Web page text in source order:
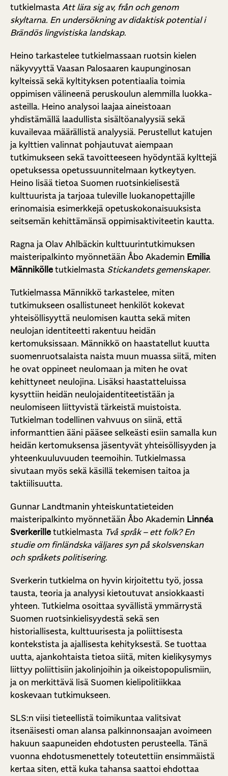
tutkielmasta Att lära sig av, från och genom
skyltarna. En undersökning av didaktisk potential i
Brändös lingvistiska landskap.
Heino tarkastelee tutkielmassaan ruotsin kielen
näkyvyyttä Vaasan Palosaaren kaupunginosan
kylteissä sekä kyltityksen potentiaalia toimia
oppimisen välineenä peruskoulun alemmilla luokka-
asteilla. Heino analysoi laajaa aineistoaan
yhdistämällä laadullista sisältöanalyysiä sekä
kuvailevaa määrällistä analyysiä. Perustellut katujen
ja kylttien valinnat pohjautuvat aiempaan
tutkimukseen sekä tavoitteeseen hyödyntää kylttejä
opetuksessa opetussuunnitelmaan kytkeytyen.
Heino lisää tietoa Suomen ruotsinkielisestä
kulttuurista ja tarjoaa tuleville luokanopettajille
erinomaisia esimerkkejä opetuskokonaisuuksista
seitsemän kehittämänsä oppimisaktiviteetin kautta.
Ragna ja Olav Ahlbäckin kulttuurintutkimuksen
maisteripalkinto myönnetään Åbo Akademin Emilia
Männikölle tutkielmasta Stickandets gemenskaper.
Tutkielmassa Männikkö tarkastelee, miten
tutkimukseen osallistuneet henkilöt kokevat
yhteisöllisyyttä neulomisen kautta sekä miten
neulojan identiteetti rakentuu heidän
kertomuksissaan. Männikkö on haastatellut kuutta
suomenruotsalaista naista muun muassa siitä, miten
he ovat oppineet neulomaan ja miten he ovat
kehittyneet neulojina. Lisäksi haastatteluissa
kysyttiin heidän neulojaidentiteetistään ja
neulomiseen liittyvistä tärkeistä muistoista.
Tutkielman todellinen vahvuus on siinä, että
informanttien ääni pääsee selkeästi esiin samalla kun
heidän kertomuksensa jäsentyvät yhteisöllisyyden ja
yhteenkuuluvuuden teemoihin. Tutkielmassa
sivutaan myös sekä käsillä tekemisen taitoa ja
taktiilisuutta.
Gunnar Landtmanin yhteiskuntatieteiden
maisteripalkinto myönnetään Åbo Akademin Linnéa
Sverkerille tutkielmasta Två språk – ett folk?En
studie om finländska väljares syn på skolsvenskan
och språkets politisering.
Sverkerin tutkielma on hyvin kirjoitettu työ, jossa
tausta, teoria ja analyysi kietoutuvat ansiokkaasti
yhteen. Tutkielma osoittaa syvällistä ymmärrystä
Suomen ruotsinkielisyydestä sekä sen
historiallisesta, kulttuurisesta ja poliittisesta
kontekstista ja ajallisesta kehityksestä. Se tuottaa
uutta, ajankohtaista tietoa siitä, miten kielikysymys
liittyy poliittisiin jakolinjoihin ja oikeistopopulismiin,
ja on merkittävä lisä Suomen kielipolitiikkaa
koskevaan tutkimukseen.
SLS:n viisi tieteellistä toimikuntaa valitsivat
itsenäisesti oman alansa palkinnonsaajan avoimeen
hakuun saapuneiden ehdotusten perusteella. Tänä
vuonna ehdotusmenettely toteutettiin ensimmäistä
kertaa siten, että kuka tahansa saattoi ehdottaa